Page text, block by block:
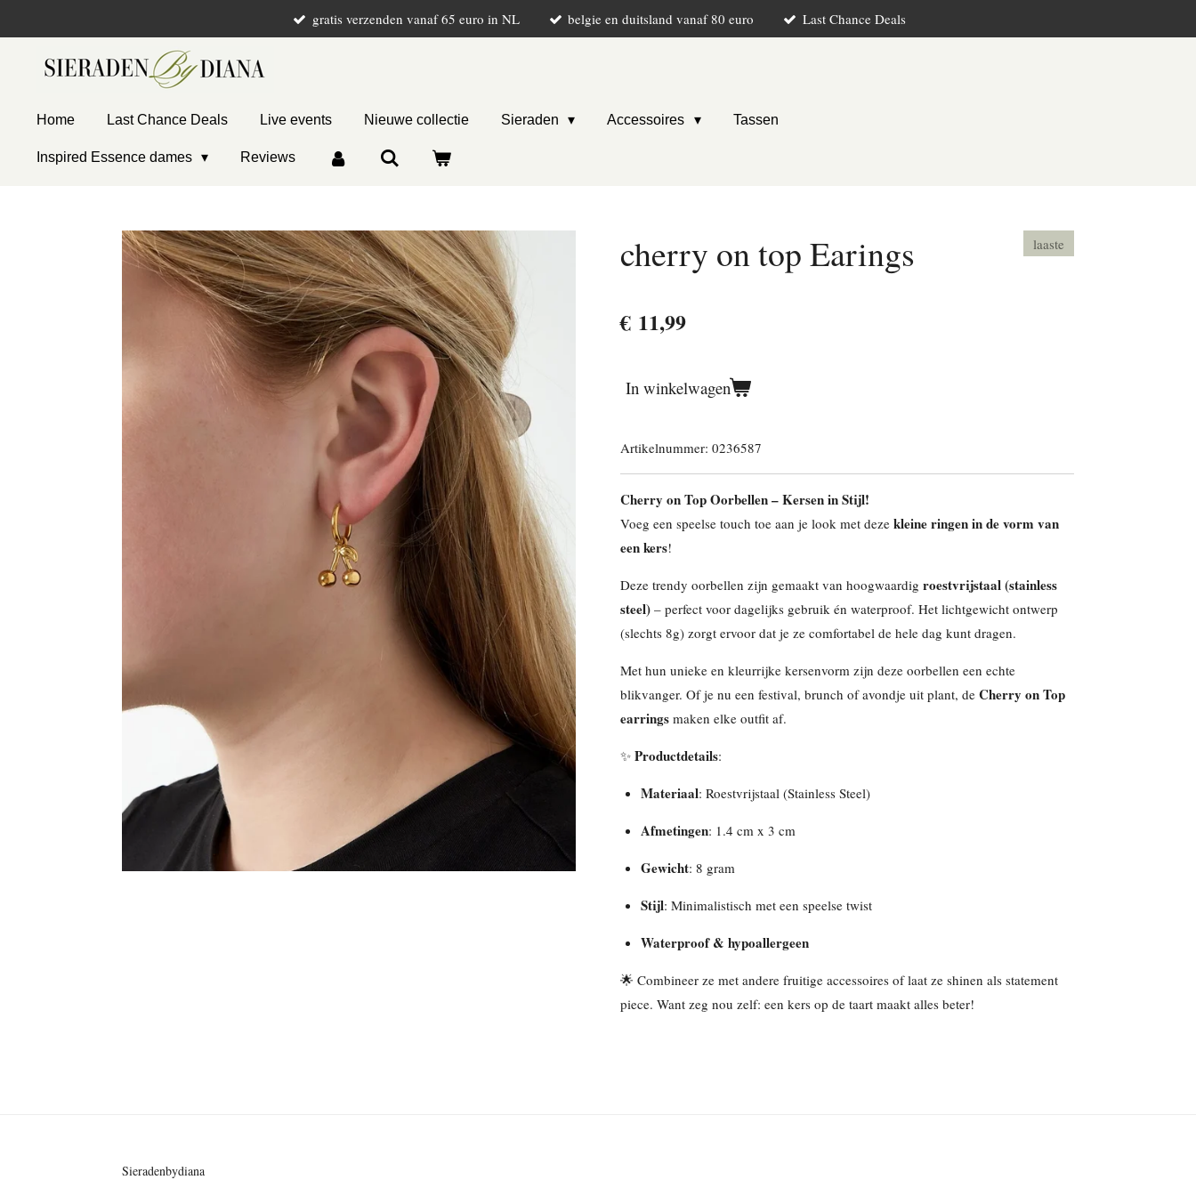
hoofdinhoud
gratis verzenden vanaf 65 euro in NL belgie en duitsland vanaf 80 euro Last Chance Deals
Home Last Chance Deals Live events Nieuwe collectie Sieraden Accessoires Tassen
Inspired Essence dames Reviews
cherry on top Earings laaste
€ 11,99
In winkelwagen
Artikelnummer: 0236587
Cherry on Top Oorbellen – Kersen in Stijl!
Voeg een speelse touch toe aan je look met deze kleine ringen in de vorm van
een kers!
Deze trendy oorbellen zijn gemaakt van hoogwaardig roestvrijstaal (stainless
steel) – perfect voor dagelijks gebruik én waterproof. Het lichtgewicht ontwerp
(slechts 8g) zorgt ervoor dat je ze comfortabel de hele dag kunt dragen.
Met hun unieke en kleurrijke kersenvorm zijn deze oorbellen een echte
blikvanger. Of je nu een festival, brunch of avondje uit plant, de Cherry on Top
earrings maken elke outfit af.
✨ Productdetails:
Materiaal: Roestvrijstaal (Stainless Steel)
Afmetingen: 1.4 cm x 3 cm
Gewicht: 8 gram
Stijl: Minimalistisch met een speelse twist
Waterproof & hypoallergeen
🌟 Combineer ze met andere fruitige accessoires of laat ze shinen als statement
piece. Want zeg nou zelf: een kers op de taart maakt alles beter!
Sieradenbydiana